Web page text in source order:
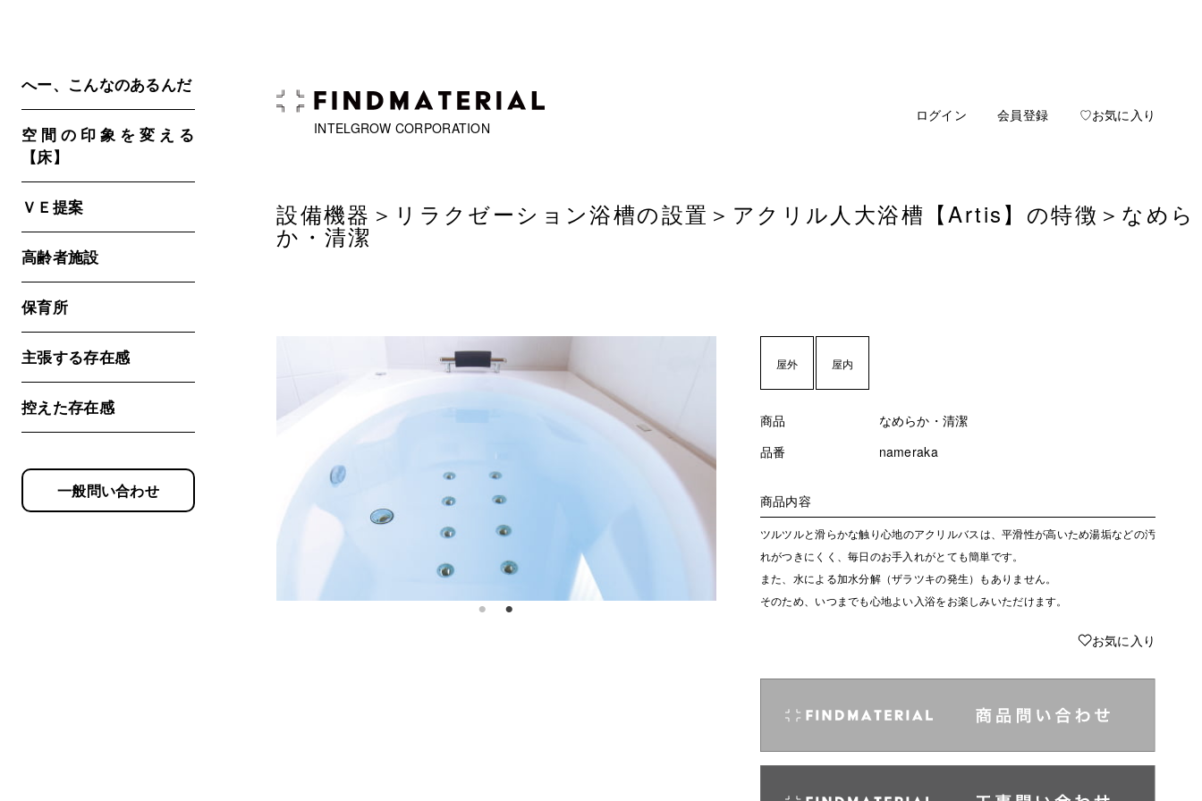
へー、こんなのあるんだ
空間の印象を変える
【床】
ＶＥ提案
高齢者施設
保育所
主張する存在感
控えた存在感
一般問い合わせ
INTELGROW CORPORATION
ログイン 会員登録 ♡お気に入り
設備機器＞ リラクゼーション浴槽の設置 ＞ アクリル人大浴槽【Artis】の特徴 ＞なめら
か・清潔
屋外 屋内
商品
なめらか・清潔
品番
nameraka
商品内容
ツルツルと滑らかな触り心地のアクリルバスは、平滑性が高いため湯垢などの汚
れがつきにくく、毎日のお手入れがとても簡単です。
また、水による加水分解（ザラツキの発生）もありません。
そのため、いつまでも心地よい入浴をお楽しみいただけます。
♥お気に入り